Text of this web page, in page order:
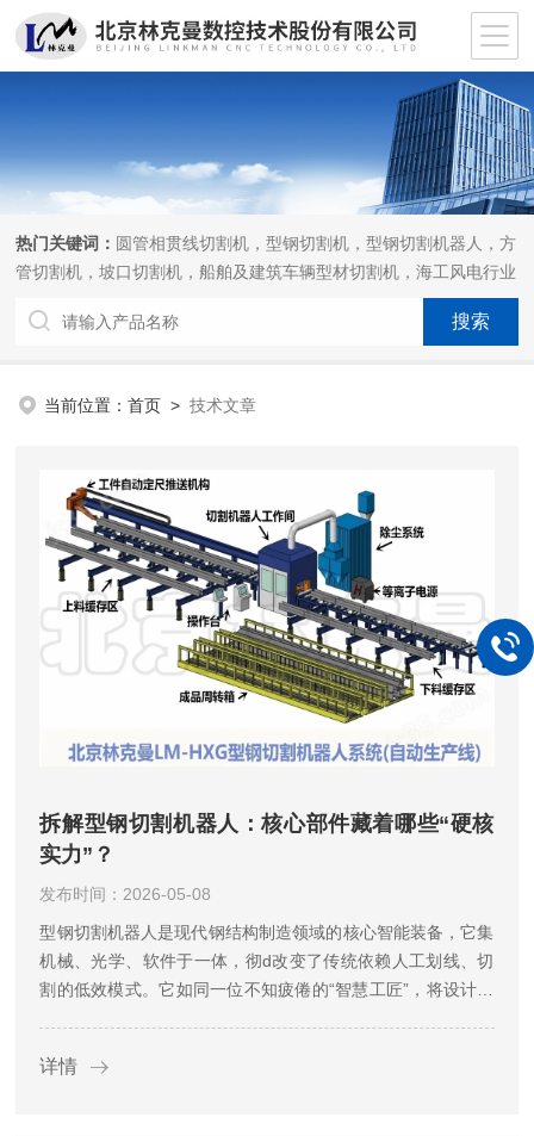
热门关键词： 圆管相贯线切割机，型钢切割机，型钢切割机器人，方
管切割机，坡口切割机，船舶及建筑车辆型材切割机，海工风电行业
当前位置：首页 >技术文章
拆解型钢切割机器人：核心部件藏着哪些“硬核
实力”？
发布时间：2026-05-08
型钢切割机器人是现代钢结构制造领域的核心智能装备，它集
机械、光学、软件于一体，彻d改变了传统依赖人工划线、切
割的低效模式。它如同一位不知疲倦的“智慧工匠”，将设计图
化的闭环...
详情